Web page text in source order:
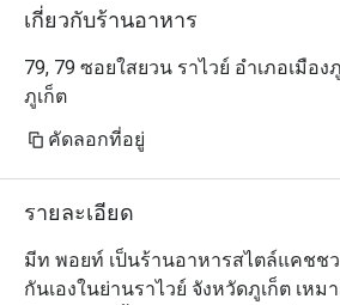
เกี่ยวกับร้านอาหาร
79, 79 ซอยใสยวน ราไวย์ อำเภอเมือง
ภูเก็ต
คัดลอกที่อยู่
รายละเอียด
มีท พอยท์ เป็นร้านอาหารสไตล์แคชช
กันเองในย่านราไวย์ จังหวัดภูเก็ต เห